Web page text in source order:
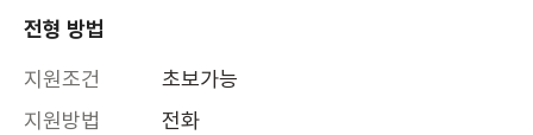
전형 방법
지원조건
초보가능
지원방법
전화